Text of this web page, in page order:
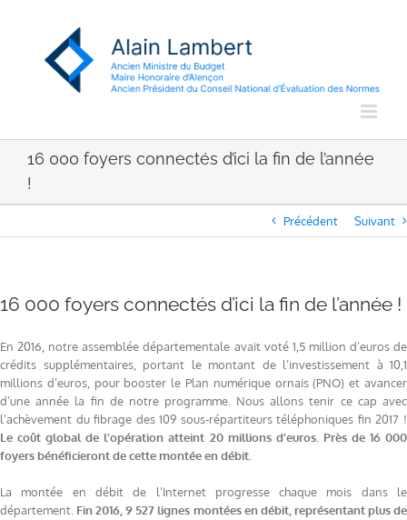
16 000 foyers connectés d’ici la fin de l’année
!
Précédent Suivant
16 000 foyers connectés d’ici la fin de l’année !
En 2016, notre assemblée départementale avait voté 1,5 million d’euros de
crédits supplémentaires, portant le montant de l’investissement à 10,1
millions d’euros, pour booster le Plan numérique ornais (PNO) et avancer
d’une année la fin de notre programme. Nous allons tenir ce cap avec
l’achèvement du fibrage des 109 sous-répartiteurs téléphoniques fin 2017 !
Le coût global de l’opération atteint 20 millions d’euros. Près de 16 000
foyers bénéficieront de cette montée en débit.
La montée en débit de l’Internet progresse chaque mois dans le
département. Fin2016, 9 527 lignes montées en débit, représentant plus de